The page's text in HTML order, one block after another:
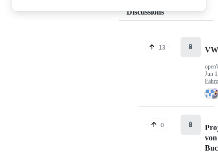
Discussions
13 🔋
Jun
0 🔋